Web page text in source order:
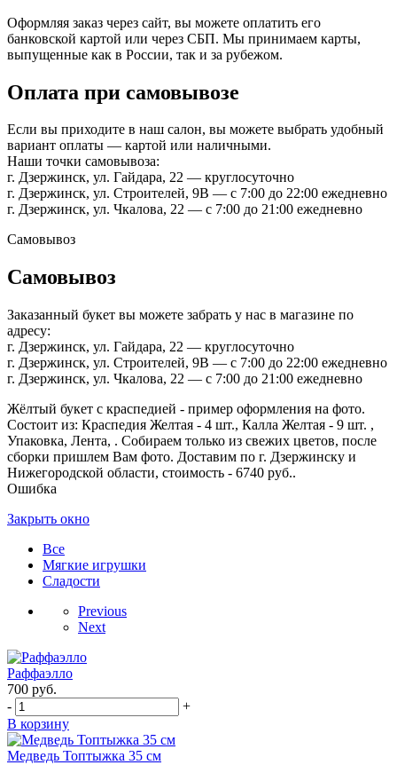
Оформляя заказ через сайт, вы можете оплатить его
банковской картой или через СБП. Мы принимаем карты,
выпущенные как в России, так и за рубежом.
Оплата при самовывозе
Если вы приходите в наш салон, вы можете выбрать удобный
вариант оплаты — картой или наличными.
Наши точки самовывоза:
г. Дзержинск, ул. Гайдара, 22 — круглосуточно
г. Дзержинск, ул. Строителей, 9В — с 7:00 до 22:00 ежедневно
г. Дзержинск, ул. Чкалова, 22 — с 7:00 до 21:00 ежедневно
Самовывоз
Самовывоз
Заказанный букет вы можете забрать у нас в магазине по
адресу:
г. Дзержинск, ул. Гайдара, 22 — круглосуточно
г. Дзержинск, ул. Строителей, 9В — с 7:00 до 22:00 ежедневно
г. Дзержинск, ул. Чкалова, 22 — с 7:00 до 21:00 ежедневно
Жёлтый букет с краспедией - пример оформления на фото.
Состоит из: Краспедия Желтая - 4 шт., Калла Желтая - 9 шт. ,
Упаковка, Лента, . Собираем только из свежих цветов, после
сборки пришлем Вам фото. Доставим по г. Дзержинску и
Нижегородской области, стоимость - 6740 руб..
Ошибка
Закрыть окно
Все
Мягкие игрушки
Сладости
Previous
Next
Раффаэлло
700 руб.
-
+
В корзину
Медведь Топтыжка 35 см